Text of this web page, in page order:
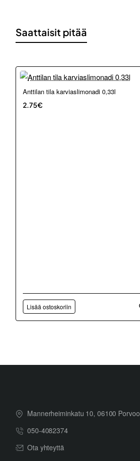
Saattaisit pitää
Anttilan tila karviaslimonadi 0,33l
2.75€
Lisää ostoskoriin
Mannerheiminkatu 10, 06100 Porvoo
050-4082374
Ota yhteyttä